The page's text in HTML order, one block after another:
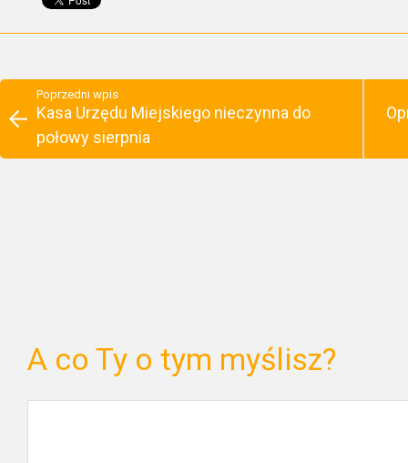
Poprzedni wpis
Kasa Urzędu Miejskiego nieczynna do
połowy sierpnia
A co Ty o tym myślisz?